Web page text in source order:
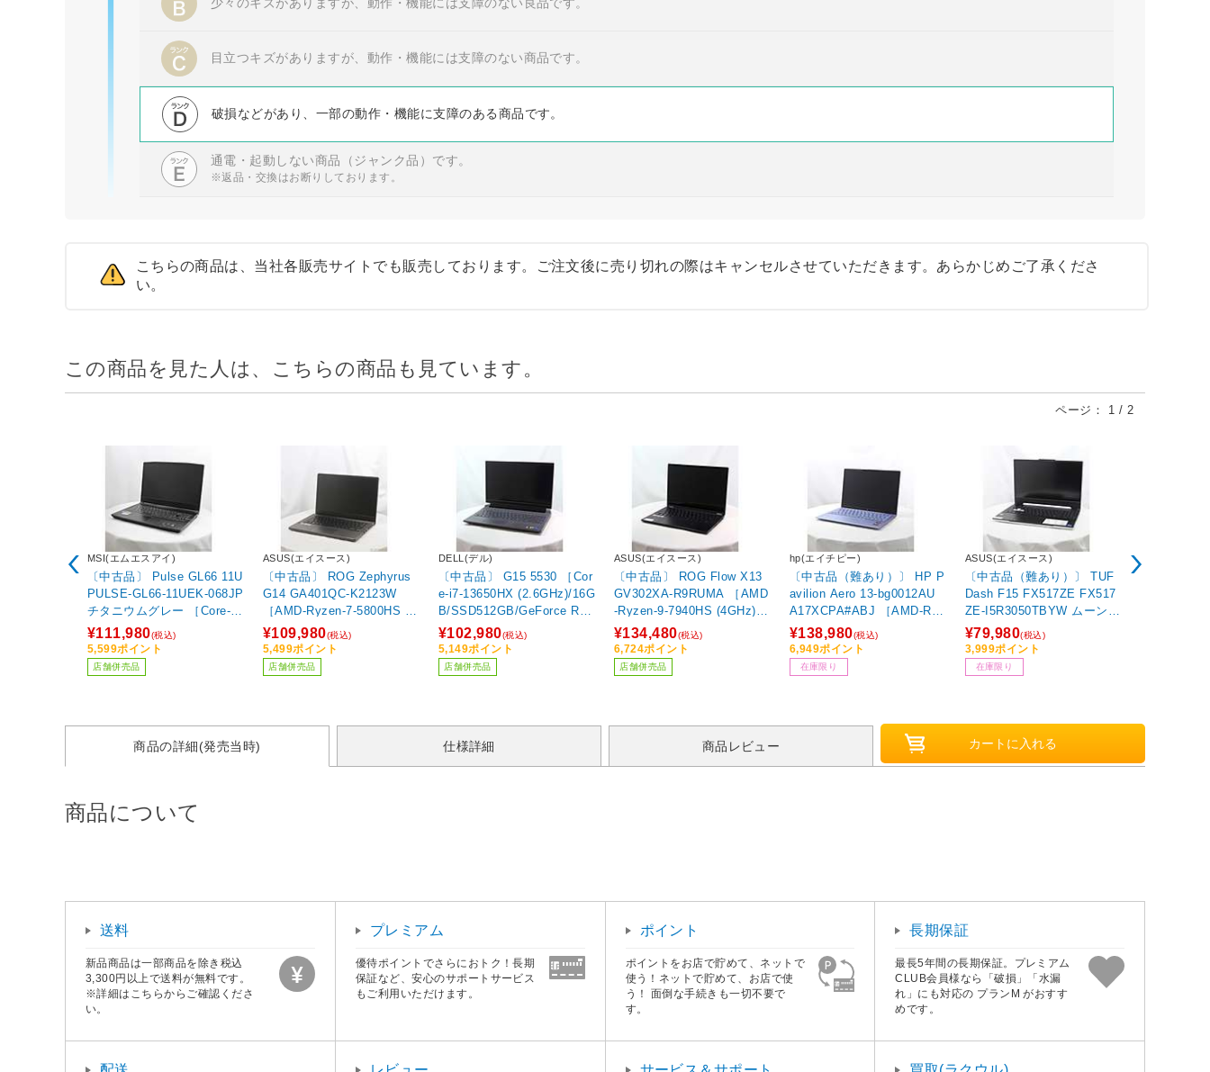
目立つキズがありますが、動作・機能には支障のない商品です。
破損などがあり、一部の動作・機能に支障のある商品です。
通電・起動しない商品（ジャンク品）です。
※返品・交換はお断りしております。
こちらの商品は、当社各販売サイトでも販売しております。ご注文後に売り切れの際はキャンセルさせていただきます。あらかじめご了承くださ
い。
この商品を見た人は、こちらの商品も見ています。
ページ： 1 / 2
MSI(エムエスアイ)
〔中古品〕 Pulse GL66 11U
PULSE-GL66-11UEK-068JP
チタニウムグレー ［Core-i7-
11800H (2.3GHz)／16GB／
SSD1TB／GeForce RTX 30
60／15.6インチ／Windows1
0 Home(64ビット)］
¥111,980(税込)
5,599ポイント
店舗併売品
ASUS(エイスース)
〔中古品〕 ROG Zephyrus
G14 GA401QC-K2123W
［AMD-Ryzen-7-5800HS (2.
8GHz)／16GB／SSD512GB
／GeForce RTX 3050(4GB)
／14インチ／Windows11 Ho
me］
¥109,980(税込)
5,499ポイント
店舗併売品
DELL(デル)
〔中古品〕 G15 5530 ［Cor
e-i7-13650HX (2.6GHz)/16G
B/SSD512GB/GeForce RTX
3050(6GB)/15.6インチ/Wind
ows11 Home(UP済み)］
¥102,980(税込)
5,149ポイント
店舗併売品
ASUS(エイスース)
〔中古品〕 ROG Flow X13
GV302XA-R9RUMA ［AMD
-Ryzen-9-7940HS (4GHz)／
16GB／SSD512GB／13.4イ
ンチワイド／Windows11 Ho
me］
¥134,480(税込)
6,724ポイント
店舗併売品
hp(エイチピー)
〔中古品（難あり）〕 HP P
avilion Aero 13-bg0012AU
A17XCPA#ABJ ［AMD-Ryz
en-7-8840U (3.3GHz)／16G
B／SSD1TB／13.3インチワ
イド／Windows11 Home］
¥138,980(税込)
6,949ポイント
在庫限り
ASUS(エイスース)
〔中古品（難あり）〕 TUF
Dash F15 FX517ZE FX517
ZE-I5R3050TBYW ムーンラ
イトホワイト ［Core-i5-124
50H (2GHz)／16GB／SSD5
12GB／GeForce RTX 3050
Ti(4GB)／15.6インチワイド
¥79,980(税込)
3,999ポイント
在庫限り
商品の詳細(発売当時) 仕様詳細 商品レビュー
商品について
送料
新品商品は一部商品を除き税込
3,300円以上で送料が無料です。
※詳細はこちらからご確認くださ
い。
プレミアム
優待ポイントでさらにおトク！長期
保証など、安心のサポートサービス
もご利用いただけます。
ポイント
ポイントをお店で貯めて、ネットで
使う！ネットで貯めて、お店で使
う！ 面倒な手続きも一切不要で
す。
長期保証
最長5年間の長期保証。プレミアム
CLUB会員様なら「破損」「水漏
れ」にも対応の プランM がおすす
めです。